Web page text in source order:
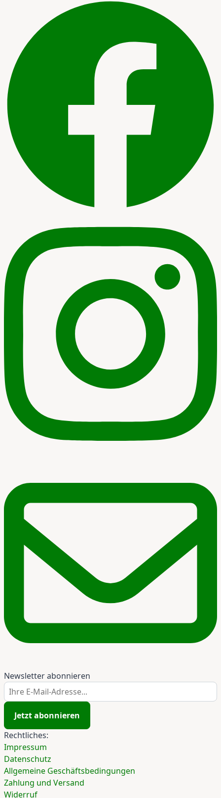
Newsletter abonnieren
Ihre E-Mail-Adresse...
Jetzt abonnieren
Rechtliches:
Impressum
Datenschutz
Allgemeine Geschäftsbedingungen
Zahlung und Versand
Widerruf